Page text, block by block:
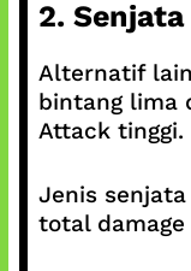
2.
Alternatif
bintang lima
Attack tinggi.
Jenis
total